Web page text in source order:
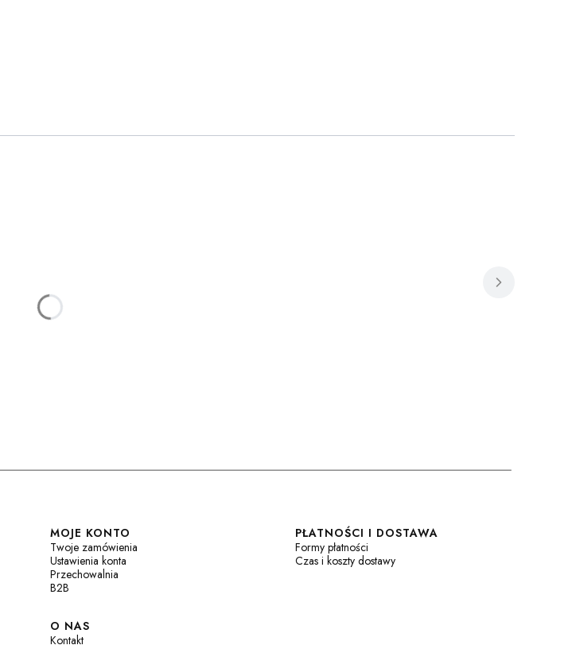
MOJE KONTO
Twoje zamówienia
Ustawienia konta
Przechowalnia
B2B
PŁATNOŚCI I DOSTAWA
Formy płatności
Czas i koszty dostawy
O NAS
Kontakt